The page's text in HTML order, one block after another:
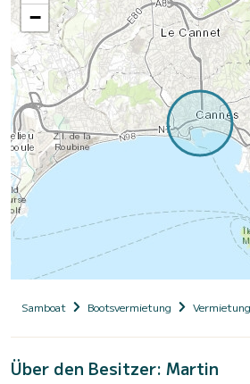
−
Samboat Bootsvermietung
Über den Besitzer: Martin